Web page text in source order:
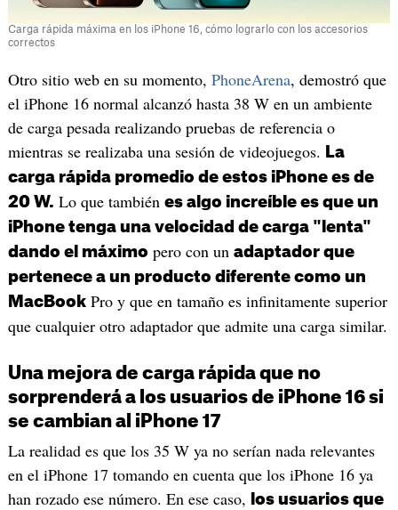
Carga rápida máxima en los iPhone 16, cómo lograrlo con los accesorios
correctos
Otro sitio web en su momento, PhoneArena, demostró que
el iPhone 16 normal alcanzó hasta 38 W en un ambiente
de carga pesada realizando pruebas de referencia o
mientras se realizaba una sesión de videojuegos.
La
carga rápida promedio de estos iPhone es de
20 W. Lo que también es algo increíble es que un
iPhone tenga una velocidad de carga "lenta"
dando el máximo pero con un adaptador que
pertenece a un producto diferente como un
MacBookPro y que en tamaño es infinitamente superior
que cualquier otro adaptador que admite una carga similar.
Una mejora de carga rápida que no
sorprenderá a los usuarios de iPhone 16 si
se cambian al iPhone 17
La realidad es que los 35 W ya no serían nada relevantes
en el iPhone 17 tomando en cuenta que los iPhone 16 ya
han rozado ese número. En ese caso,
los usuarios que